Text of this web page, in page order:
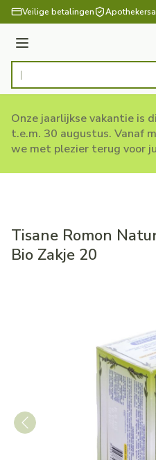
Ga naar de inhoud
Veilige betalingen
Menu
Product, merk, categorie...
Onze jaarlijkse vakantie is
t.e.m. 30 augustus. Vanaf
we met plezier terug voor
Tisane Romon
Bio Zakje 20